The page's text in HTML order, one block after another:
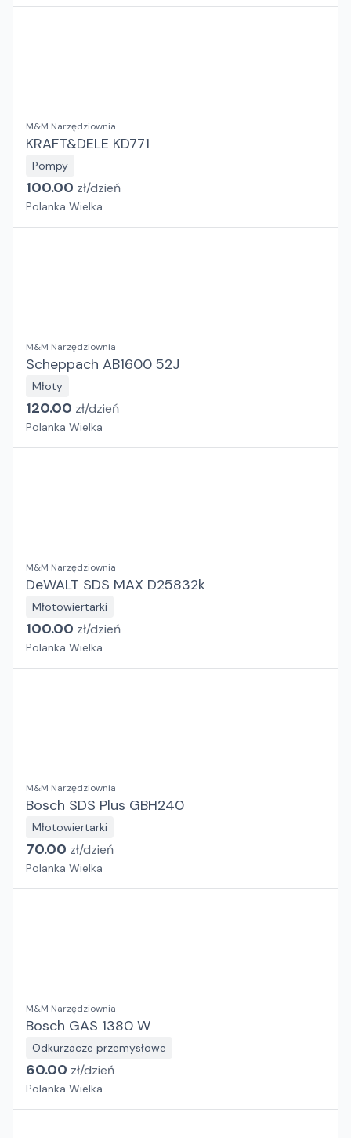
M&M Narzędziownia
KRAFT&DELE KD771
Pompy
100.00 zł/dzień
Polanka Wielka
M&M Narzędziownia
Scheppach AB1600 52J
Młoty
120.00 zł/dzień
Polanka Wielka
M&M Narzędziownia
DeWALT SDS MAX D25832k
Młotowiertarki
100.00 zł/dzień
Polanka Wielka
M&M Narzędziownia
Bosch SDS Plus GBH240
Młotowiertarki
70.00 zł/dzień
Polanka Wielka
M&M Narzędziownia
Bosch GAS 1380 W
Odkurzacze przemysłowe
60.00 zł/dzień
Polanka Wielka